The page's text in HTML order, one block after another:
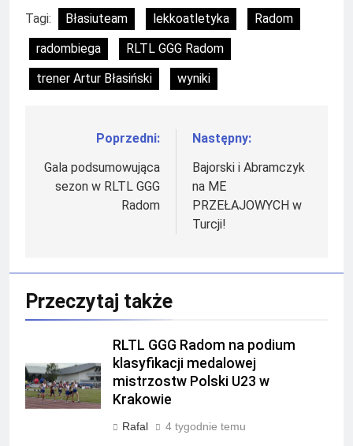
Tagi: Błasiuteam lekkoatletyka
Radom
radombiega
RLTL GGG Radom
trener Artur Błasiński
wyniki
Nawigacja
wpisu
Poprzedni:
Gala podsumowująca
sezon w RLTL GGG
Radom
Następny:
Bajorski i Abramczyk
na ME
PRZEŁAJOWYCH w
Turcji!
Przeczytaj także
RLTL GGG Radom na podium
klasyfikacji medalowej
mistrzostw Polski U23 w
Krakowie
Rafal 4 tygodnie temu